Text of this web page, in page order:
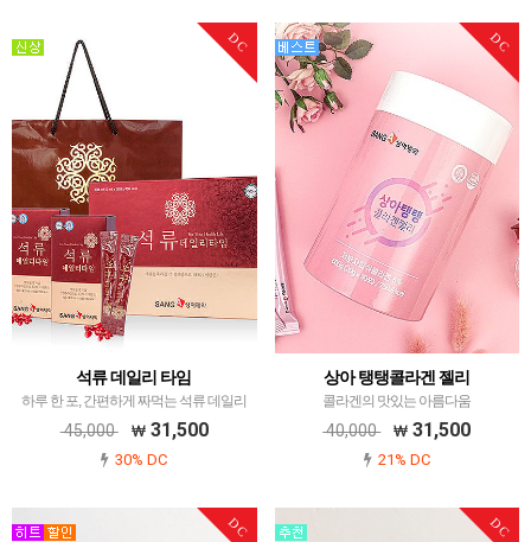
DC
석류 데일리 타임
하루 한 포, 간편하게 짜먹는 석류 데일리
타임
45,000 31,500
30% DC
DC
상아 탱탱콜라겐 젤리
콜라겐의 맛있는 아름다움
40,000 31,500
21% DC
DC DC